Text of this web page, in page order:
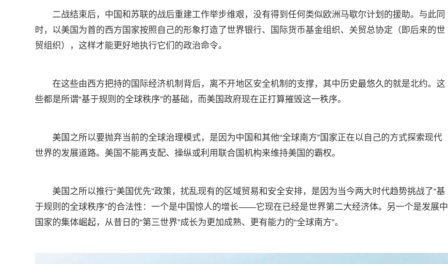
二战结束后，中国和苏联的战后重建工作举步维艰，没有得到任何类似欧洲马歇尔计划的援助。与此同
时，以美国为首的西方国家按照自己的形象打造了世界银行、国际货币基金组织、关贸总协定（即后来的世
贸组织），这样才能更好地执行它们的政治命令。
在这些由西方把持的国际经济机制背后，离不开地区安全机制的支撑，其中历史最悠久的就是北约。这
些都是所谓“基于规则的全球秩序”的基础，而美国政府现在正打算摧毁这一秩序。
美国之所以要抛弃当前的全球治理模式，是因为中国和其他“全球南方”国家正在以自己的方式探索现代
世界的发展道路。美国不能再支配、操纵或利用联合国机构来维持美国的霸权。
美国之所以推行“美国优先”政策，扰乱现有的区域贸易和安全安排，是因为当今两大时代趋势挑战了“基
于规则的全球秩序”的合法性：一个是中国惊人的增长——它现在已经是世界第二大经济体。另一个是发展中
国家的集体崛起，从昔日的“第三世界”成长为更加成熟、更有能力的“全球南方”。